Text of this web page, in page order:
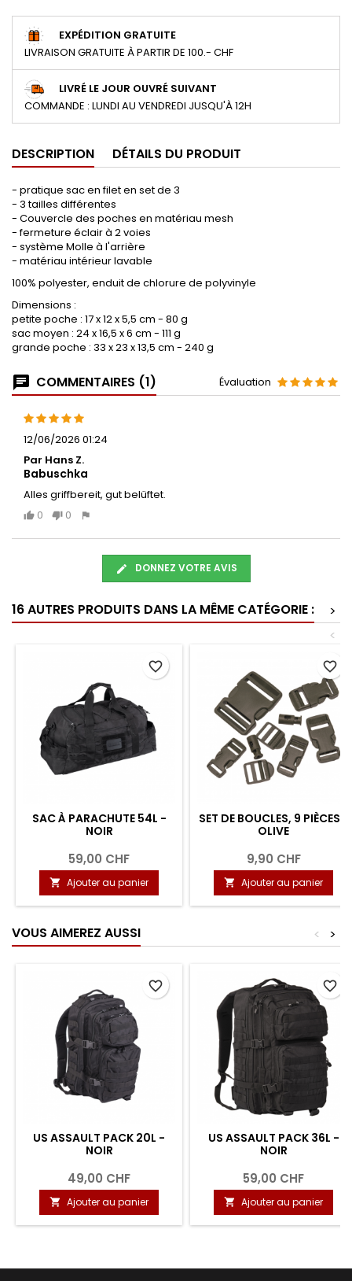
EXPÉDITION GRATUITE
LIVRAISON GRATUITE À PARTIR DE 100.- CHF
LIVRÉ LE JOUR OUVRÉ SUIVANT
COMMANDE : LUNDI AU VENDREDI JUSQU'À 12H
DESCRIPTION DÉTAILS DU PRODUIT
- pratique sac en filet en set de 3
- 3 tailles différentes
- Couvercle des poches en matériau mesh
- fermeture éclair à 2 voies
- système Molle à l'arrière
- matériau intérieur lavable
100% polyester, enduit de chlorure de polyvinyle
Dimensions :
petite poche : 17 x 12 x 5,5 cm - 80 g
sac moyen : 24 x 16,5 x 6 cm - 111 g
grande poche : 33 x 23 x 13,5 cm - 240 g
COMMENTAIRES (1) Évaluation
12/06/2026 01:24
Par Hans Z.
Babuschka
Alles griffbereit, gut belüftet.
0
0
DONNEZ VOTRE AVIS
16 AUTRES PRODUITS DANS LA MÊME CATÉGORIE :
>
<
SAC À PARACHUTE 54L -
NOIR
59,00 CHF
 Ajouter au panier
favorite_border
SET DE BOUCLES, 9 PIÈCES -
OLIVE
9,90 CHF
 Ajouter au panier
favorite_border
VOUS AIMEREZ AUSSI >
<
US ASSAULT PACK 20L -
NOIR
49,00 CHF
 Ajouter au panier
favorite_border
US ASSAULT PACK 36L -
NOIR
59,00 CHF
 Ajouter au panier
favorite_border